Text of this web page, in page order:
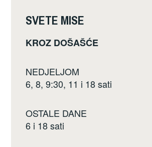
o
k
SVETE MISE
KROZ DOŠAŠĆE
NEDJELJOM
6, 8, 9:30, 11 i 18 sati
OSTALE DANE
6 i 18 sati